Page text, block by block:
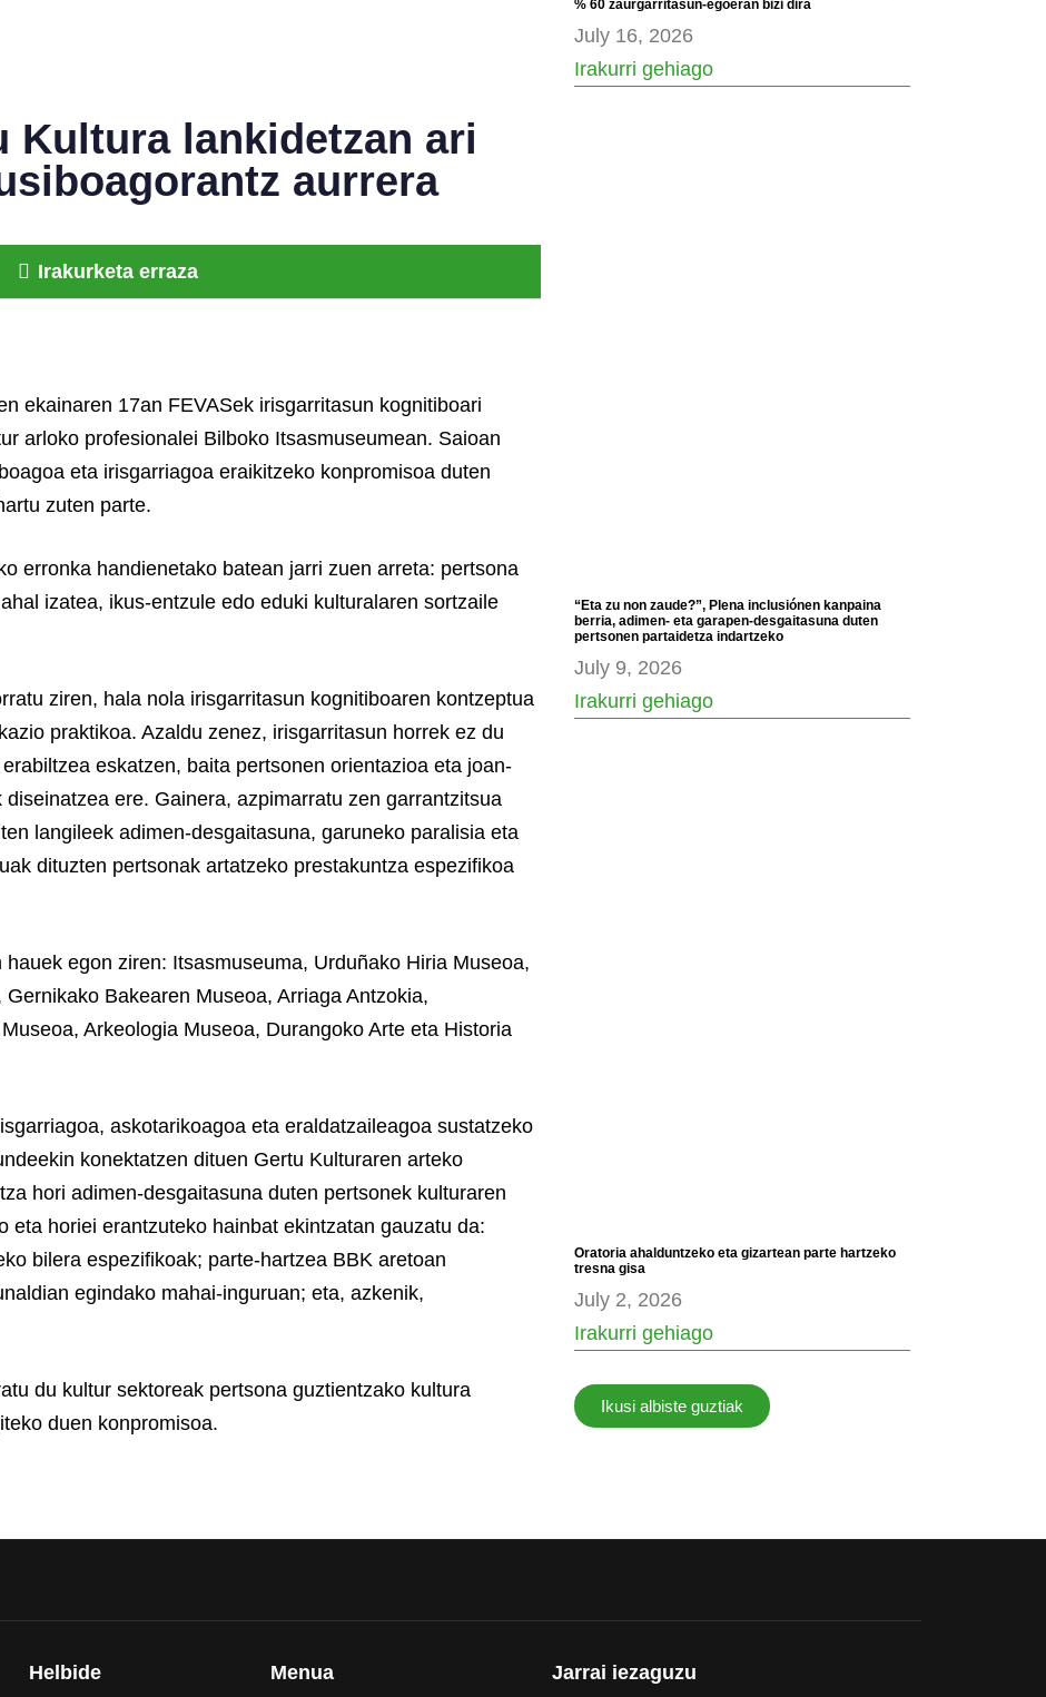
Kultura lankidetzan ari
aurrera
Irakurketa erraza
ekainaren 17an FEVASek irisgarritasun kognitiboari
arloko profesionalei Bilboko Itsasmuseumean. Saioan
eta irisgarriagoa eraikitzeko konpromisoa duten
zuten parte.
erronka handienetako batean jarri zuen arreta: pertsona
izatea, ikus-entzule edo eduki kulturalaren sortzaile
ziren, hala nola irisgarritasun kognitiboaren kontzeptua
praktikoa. Azaldu zenez, irisgarritasun horrek ez du
eskatzen, baita pertsonen orientazioa eta joan-
ere. Gainera, azpimarratu zen garrantzitsua
langileek adimen-desgaitasuna, garuneko paralisia eta
dituzten pertsonak artatzeko prestakuntza espezifikoa
egon ziren: Itsasmuseuma, Urduñako Hiria Museoa,
Bakearen Museoa, Arriaga Antzokia,
Arkeologia Museoa, Durangoko Arte eta Historia
askotarikoagoa eta eraldatzaileagoa sustatzeko
konektatzen dituen Gertu Kulturaren arteko
hori adimen-desgaitasuna duten pertsonek kulturaren
eta horiei erantzuteko hainbat ekintzatan gauzatu da:
bilera espezifikoak; parte-hartzea BBK aretoan
egindako mahai-inguruan; eta, azkenik,
du kultur sektoreak pertsona guztientzako kultura
duen konpromisoa.
% 60 zaurgarritasun-egoeran bizi dira
July 16, 2026
Irakurri gehiago
“Eta zu non zaude?”, Plena inclusiónen kanpaina
berria, adimen- eta garapen-desgaitasuna duten
pertsonen partaidetza indartzeko
July 9, 2026
Irakurri gehiago
Oratoria ahalduntzeko eta gizartean parte hartzeko
tresna gisa
July 2, 2026
Irakurri gehiago
Ikusi albiste guztiak
Helbide Menua Jarrai iezaguzu